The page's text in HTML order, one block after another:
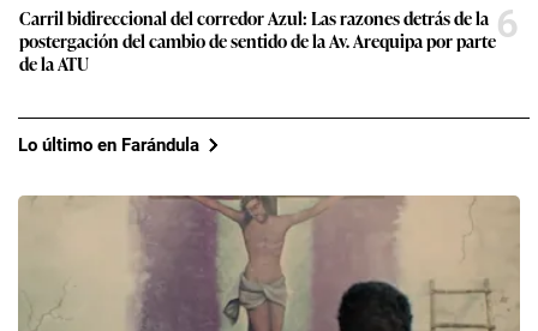
Carril bidireccional del corredor Azul: Las razones detrás de la
postergación del cambio de sentido de la Av. Arequipa por parte
de la ATU
6
Lo último en Farándula